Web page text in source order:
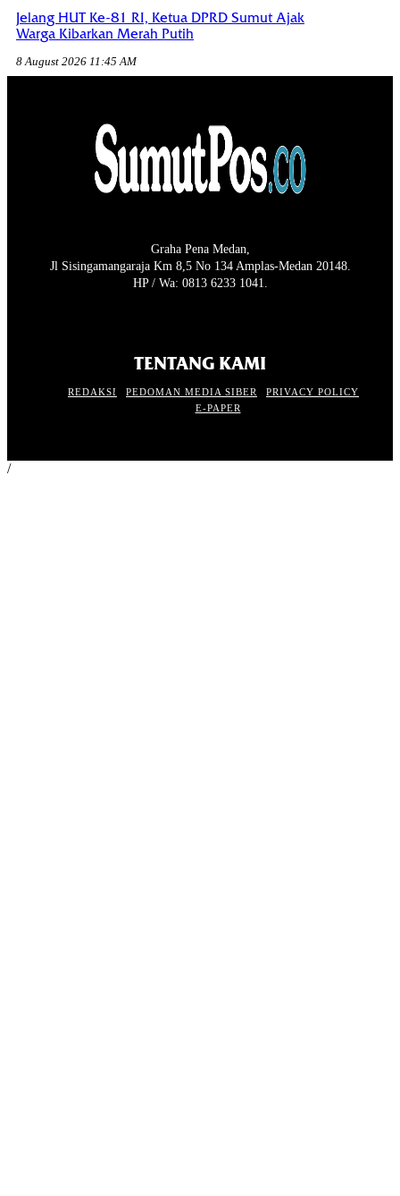
Jelang HUT Ke-81 RI, Ketua DPRD Sumut Ajak
Warga Kibarkan Merah Putih
8 August 2026 11:45 AM
Graha Pena Medan,
Jl Sisingamangaraja Km 8,5 No 134 Amplas-Medan 20148.
HP / Wa: 0813 6233 1041.
TENTANG KAMI
REDAKSI PEDOMAN MEDIA SIBER
PRIVACY POLICY
E-PAPER
/